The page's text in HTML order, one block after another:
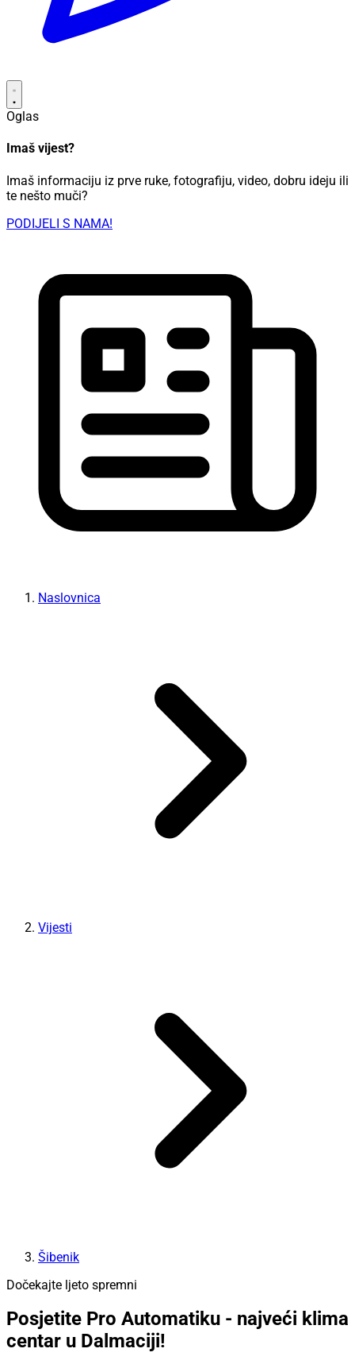
Oglas
Imaš vijest?
Imaš informaciju iz prve ruke, fotografiju, video, dobru ideju ili
te nešto muči?
PODIJELI S NAMA!
Naslovnica
Vijesti
Šibenik
Dočekajte ljeto spremni
Posjetite Pro Automatiku - najveći klima
centar u Dalmaciji!